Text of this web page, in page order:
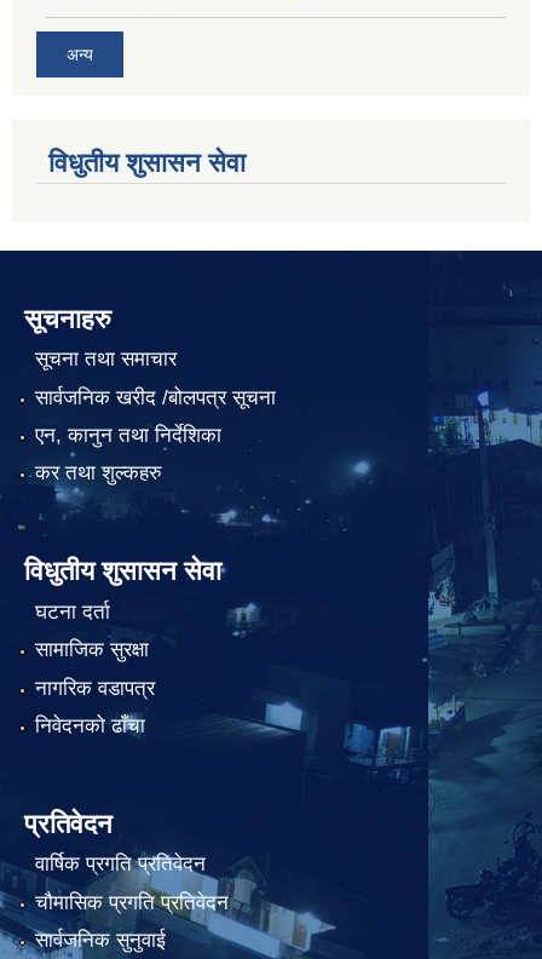
अन्य
विधुतीय शुसासन सेवा
सूचनाहरु
सूचना तथा समाचार
सार्वजनिक खरीद /बोलपत्र सूचना
एन, कानुन तथा निर्देशिका
कर तथा शुल्कहरु
विधुतीय शुसासन सेवा
घटना दर्ता
सामाजिक सुरक्षा
नागरिक वडापत्र
निवेदनको ढाँचा
प्रतिवेदन
वार्षिक प्रगति प्रतिवेदन
चौमासिक प्रगति प्रतिवेदन
सार्वजनिक सुनुवाई